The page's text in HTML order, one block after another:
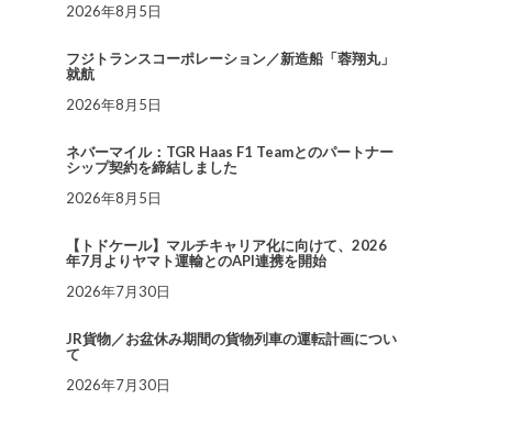
2026年8月5日
フジトランスコーポレーション／新造船「蓉翔丸」
就航
2026年8月5日
ネバーマイル：TGR Haas F1 Teamとのパートナー
シップ契約を締結しました
2026年8月5日
【トドケール】マルチキャリア化に向けて、2026
年7月よりヤマト運輸とのAPI連携を開始
2026年7月30日
JR貨物／お盆休み期間の貨物列車の運転計画につい
て
2026年7月30日